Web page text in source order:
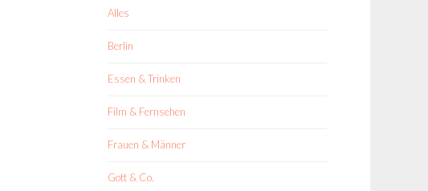
Alles
Berlin
Essen & Trinken
Film & Fernsehen
Frauen & Männer
Gott & Co.